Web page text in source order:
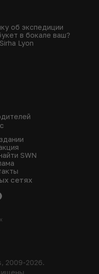
об экспедиции
в бокале ваш?
Lyon
SWN
сетях
2009-2026.